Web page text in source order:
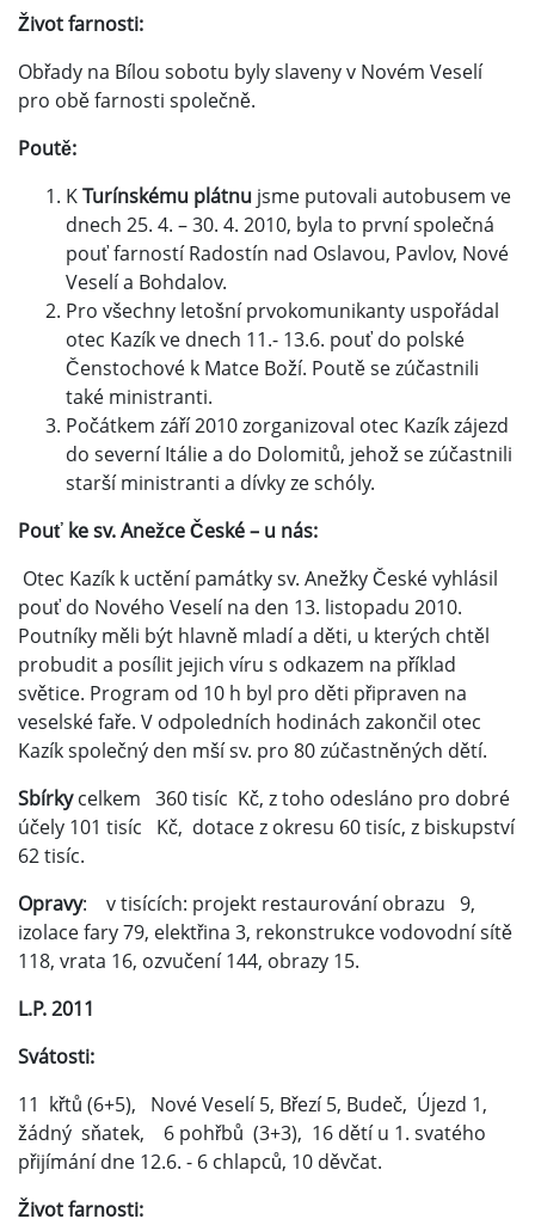
Život farnosti:
Obřady na Bílou sobotu byly slaveny v Novém Veselí
pro obě farnosti společně.
Poutě:
KTurínskému plátnu jsme putovali autobusem ve
dnech 25. 4. – 30. 4. 2010, byla to první společná
pouť farností Radostín nad Oslavou, Pavlov, Nové
Veselí a Bohdalov.
Pro všechny letošní prvokomunikanty uspořádal
otec Kazík ve dnech 11.- 13.6. pouť do polské
Čenstochové k Matce Boží. Poutě se zúčastnili
také ministranti.
Počátkem září 2010 zorganizoval otec Kazík zájezd
do severní Itálie a do Dolomitů, jehož se zúčastnili
starší ministranti a dívky ze schóly.
Pouť ke sv. Anežce České – u nás:
Otec Kazík k uctění památky sv. Anežky České vyhlásil
pouť do Nového Veselí na den 13. listopadu 2010.
Poutníky měli být hlavně mladí a děti, u kterých chtěl
probudit a posílit jejich víru s odkazem na příklad
světice. Program od 10 h byl pro děti připraven na
veselské faře. V odpoledních hodinách zakončil otec
Kazík společný den mší sv. pro 80 zúčastněných dětí.
Sbírkycelkem 360 tisíc Kč, z toho odesláno pro dobré
účely 101 tisíc Kč, dotace z okresu 60 tisíc, z biskupství
62 tisíc.
Opravy: v tisících: projekt restaurování obrazu 9,
izolace fary 79, elektřina 3, rekonstrukce vodovodní sítě
118, vrata 16, ozvučení 144, obrazy 15.
L.P. 2011
Svátosti:
11 křtů (6+5), Nové Veselí 5, Březí 5, Budeč, Újezd 1,
žádný sňatek, 6 pohřbů (3+3), 16 dětí u 1. svatého
přijímání dne 12.6. - 6 chlapců, 10 děvčat.
Život farnosti: